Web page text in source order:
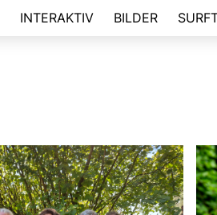
INTERAKTIV BILDER